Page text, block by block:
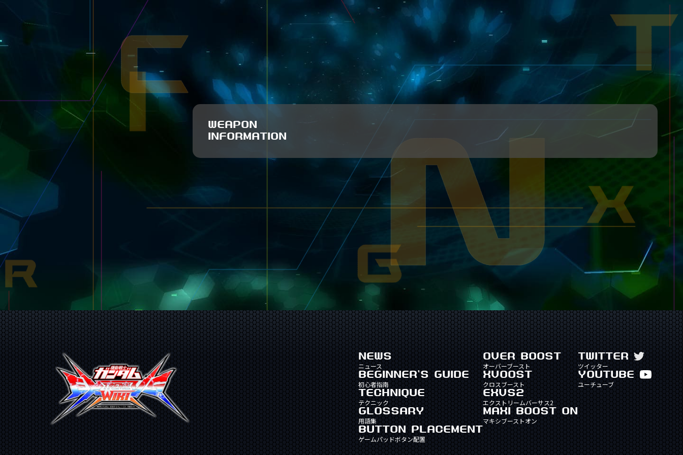
WEAPON
INFORMATION
NEWS
ニュース
BEGINNER'S GUIDE
初心者指南
TECHNIQUE
テクニック
GLOSSARY
用語集
BUTTON PLACEMENT
ゲームパッドボタン配置
OVER BOOST
オーバーブースト
XVOOST
クロスブースト
EXVS2
エクストリームバーサス2
MAXI BOOST ON
マキシブーストオン
TWITTER
ツイッター
YOUTUBE
ユーチューブ